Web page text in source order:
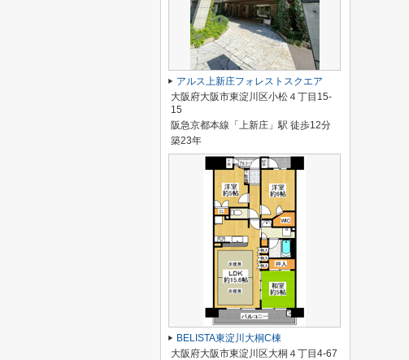
アルス上新庄フォレストスクエア
大阪府大阪市東淀川区小松４丁目15-
15
阪急京都本線「上新庄」駅 徒歩12分
築23年
BELISTA東淀川大桐C棟
大阪府大阪市東淀川区大桐４丁目4-67